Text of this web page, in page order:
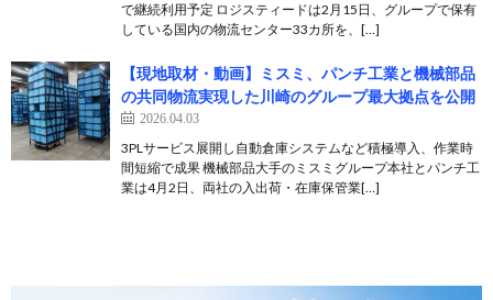
で継続利用予定 ロジスティードは2月15日、グループで保有
している国内の物流センター33カ所を、[…]
【現地取材・動画】ミスミ、パンチ工業と機械部品
の共同物流実現した川崎のグループ最大拠点を公開
2026.04.03
3PLサービス展開し自動倉庫システムなど積極導入、作業時
間短縮で成果 機械部品大手のミスミグループ本社とパンチ工
業は4月2日、両社の入出荷・在庫保管業[…]